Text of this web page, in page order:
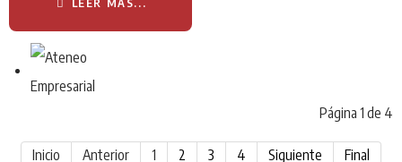
Página 1 de 4
Inicio Anterior 1 2 3 4 Siguiente Final